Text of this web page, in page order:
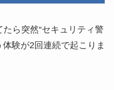
ら突然“セキュリティ警
験が2回連続で起こりま